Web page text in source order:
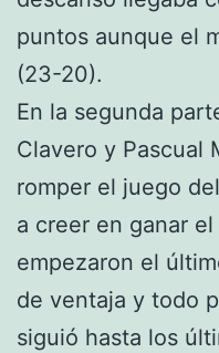
puntos aunque el
(23-20).
En la segunda
Clavero y Pascual
romper el juego
a creer en ganar
empezaron el
de ventaja y todo
siguió hasta los